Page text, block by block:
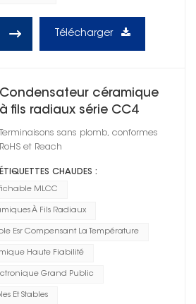
Télécharger
Condensateur céramique
à fils radiaux série CC4
1812
Terminaisons sans plomb, conformes
RoHS et Reach
ÉTIQUETTES CHAUDES :
MLCC
À Fils Radiaux
Esr Compensant La Température
Haute Fiabilité
Grand Public
Et Stables